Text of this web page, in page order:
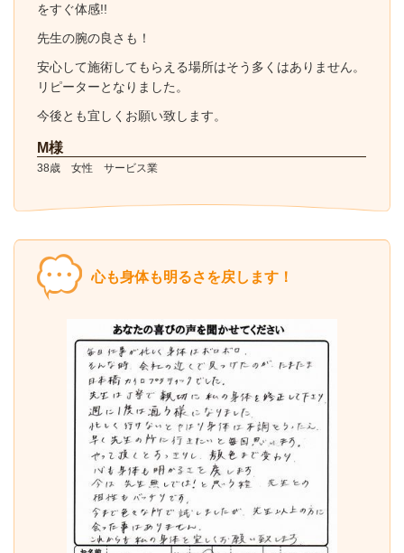
をすぐ体感!!
先生の腕の良さも！
安心して施術してもらえる場所はそう多くはありません。
リピーターとなりました。
今後とも宜しくお願い致します。
M様
38歳 女性 サービス業
心も身体も明るさを戻します！